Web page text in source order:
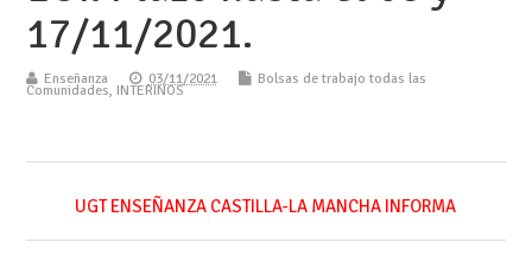
17/11/2021.
Enseñanza 03/11/2021 Bolsas de trabajo todas las
Comunidades, INTERINOS
UGT ENSEÑANZA CASTILLA-LA MANCHA INFORMA